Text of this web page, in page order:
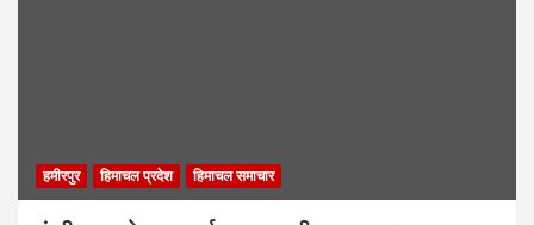
हमीरपुर हिमाचल प्रदेश हिमाचल समाचार